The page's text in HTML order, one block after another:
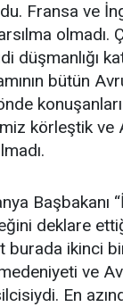
Fransa ve
olmadı.
düşmanlığı
bütün
körleştik ve
Başbakanı
deklare
burada ikinci
medeniyeti ve
En